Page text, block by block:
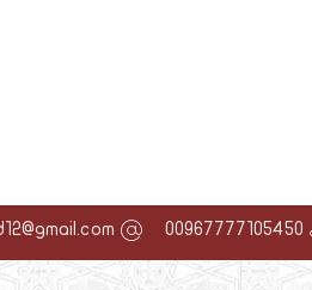
00967777105450